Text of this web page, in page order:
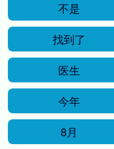
不是
找到了
医生
今年
8月